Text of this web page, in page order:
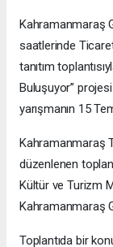
Kahramanmaraş
saatlerinde
tanıtım
Buluşuyor”
yarışmanın 15
Kahramanmaraş
düzenlenen
Kültür ve Turizm
Kahramanmaraş
Toplantıda bir